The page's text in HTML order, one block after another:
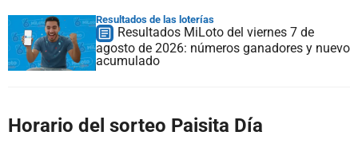
Resultados de las loterías
Resultados MiLoto del viernes 7 de
agosto de 2026: números ganadores y nuevo
acumulado
Horario del sorteo Paisita Día